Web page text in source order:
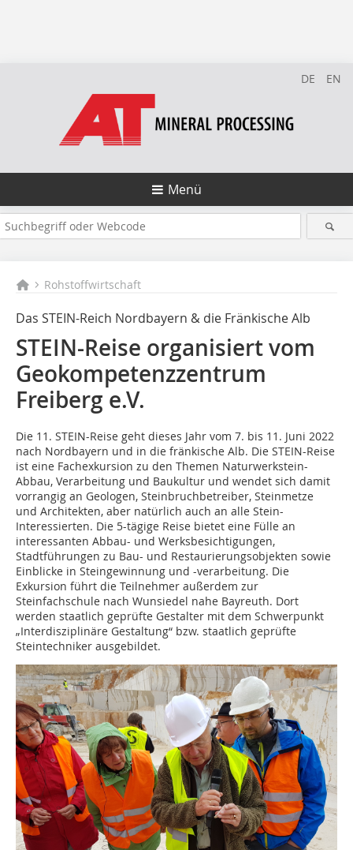
DE EN
Menü
Rohstoffwirtschaft
Das STEIN-Reich Nordbayern & die Fränkische Alb
STEIN-Reise organisiert vom
Geokompetenzzentrum
Freiberg e.V.
Die 11. STEIN-Reise geht dieses Jahr vom 7. bis 11. Juni 2022
nach Nordbayern und in die fränkische Alb. Die STEIN-Reise
ist eine Fachexkursion zu den Themen Naturwerkstein-
Abbau, Verarbeitung und Baukultur und wendet sich damit
vorrangig an Geologen, Steinbruchbetreiber, Steinmetze
und Architekten, aber natürlich auch an alle Stein-
Interessierten. Die 5-tägige Reise bietet eine Fülle an
interessanten Abbau- und Werksbesichtigungen,
Stadtführungen zu Bau- und Restaurierungsobjekten sowie
Einblicke in Steingewinnung und -verarbeitung. Die
Exkursion führt die Teilnehmer außerdem zur
Steinfachschule nach Wunsiedel nahe Bayreuth. Dort
werden staatlich geprüfte Gestalter mit dem Schwerpunkt
„Interdisziplinäre Gestaltung“ bzw. staatlich geprüfte
Steintechniker ausgebildet.